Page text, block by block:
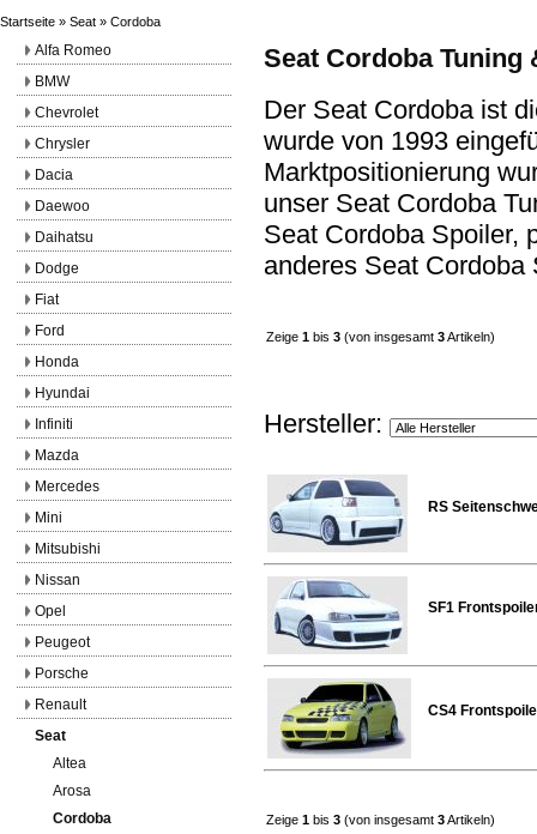
Startseite » Seat » Cordoba
Seat Cordoba
Der Seat Cordoba ist
wurde von 1993
Marktpositionierung
unser Seat Cordoba
Seat Cordoba Spoiler,
anderes Seat
Zeige 1 bis 3 (von insgesamt 3Artikeln)
Hersteller:
RS
SF1
CS4
Zeige 1 bis 3 (von insgesamt 3Artikeln)
Alfa Romeo
BMW
Chevrolet
Chrysler
Dacia
Daewoo
Daihatsu
Dodge
Fiat
Ford
Honda
Hyundai
Infiniti
Mazda
Mercedes
Mini
Mitsubishi
Nissan
Opel
Peugeot
Porsche
Renault
Seat
Altea
Arosa
Cordoba